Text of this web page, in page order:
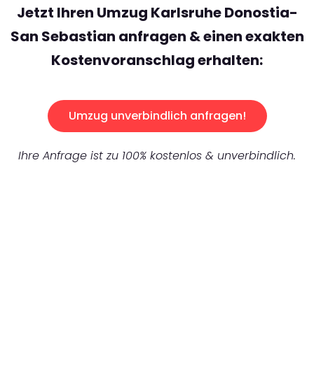
Jetzt Ihren Umzug Karlsruhe Donostia-
San Sebastian anfragen & einen exakten
Kostenvoranschlag erhalten:
Umzug unverbindlich anfragen!
Ihre Anfrage ist zu 100% kostenlos & unverbindlich.